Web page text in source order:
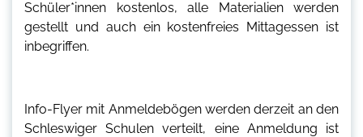
Schüler*innen kostenlos, alle Materialien werden
gestellt und auch ein kostenfreies Mittagessen ist
inbegriffen.
Info-Flyer mit Anmeldebögen werden derzeit an den
Schleswiger Schulen verteilt, eine Anmeldung ist